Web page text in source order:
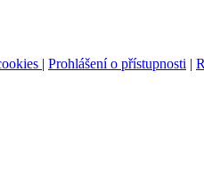
| Prohlášení o přístupnosti |